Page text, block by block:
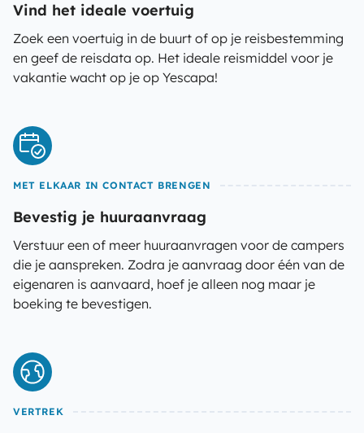
Vind het ideale voertuig
Zoek een voertuig in de buurt of op je reisbestemming
en geef de reisdata op. Het ideale reismiddel voor je
vakantie wacht op je op Yescapa!
MET ELKAAR IN CONTACT BRENGEN
Bevestig je huuraanvraag
Verstuur een of meer huuraanvragen voor de campers
die je aanspreken. Zodra je aanvraag door één van de
eigenaren is aanvaard, hoef je alleen nog maar je
boeking te bevestigen.
VERTREK